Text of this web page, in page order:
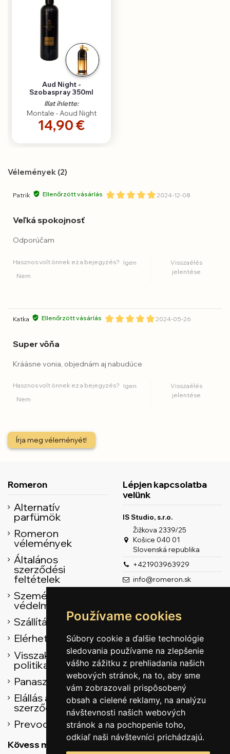
Používame cookies
Súbory cookie a ďalšie technológie
sledovania používame na zlepšenie
vášho zážitku z prehliadania našich
webových stránok, na to, aby sme
vám zobrazovali prispôsobený
obsah a cielené reklamy, na analýzu
návštevnosti našich webových
stránok a na pochopenie toho,
odkiaľ naši návštevníci prichádzajú.
Aud Night -
Szobaspray 350ml
Illat ihlette:
Montale - Aoud Night
14,90 €
Vélemények (2)
Patrik Ellenőrzött vásárlás 2024-12-08
Veľká spokojnosť
Odporúčam
Hasznos volt önnek ez a bejegyzés? Igen
Nem
Visszaélés
jelentése
Katka Ellenőrzött vásárlás 2024-05-26
Super vôňa
Kráásne vonia, objednám aj nabudúce
Hasznos volt önnek ez a bejegyzés? Igen
Nem
Visszaélés
jelentése
Írja meg véleményét!
Romeron
Alternatív
parfümök
Romeron
vélemények
Általános
szerződési
feltételek
Személyes adatok
védelme
Szállítás
Elérhetőség
Visszaküldési
politika
Panasz űrlap
Elállás az adásvételi
szerződéstől
Prevodník
Lépjen kapcsolatba
velünk
IS Studio, s.r.o.
Žižkova 2339/25
Košice 040 01
Slovenská republika
+421903963929
info@romeron.sk
Kövess minket